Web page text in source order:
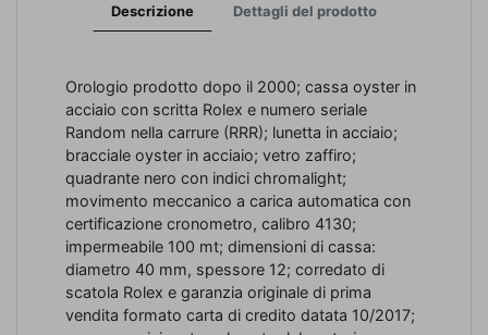
Descrizione Dettagli del prodotto
Orologio prodotto dopo il 2000; cassa oyster in
acciaio con scritta Rolex e numero seriale
Random nella carrure (RRR); lunetta in acciaio;
bracciale oyster in acciaio; vetro zaffiro;
quadrante nero con indici chromalight;
movimento meccanico a carica automatica con
certificazione cronometro, calibro 4130;
impermeabile 100 mt; dimensioni di cassa:
diametro 40 mm, spessore 12; corredato di
scatola Rolex e garanzia originale di prima
vendita formato carta di credito datata 10/2017;